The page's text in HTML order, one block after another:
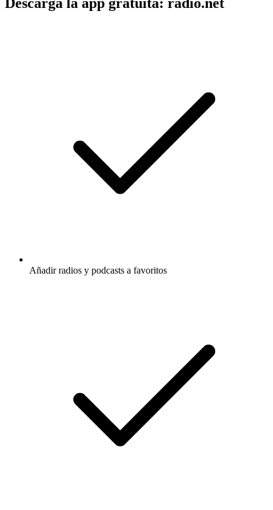
Añadir radios y podcasts a favoritos